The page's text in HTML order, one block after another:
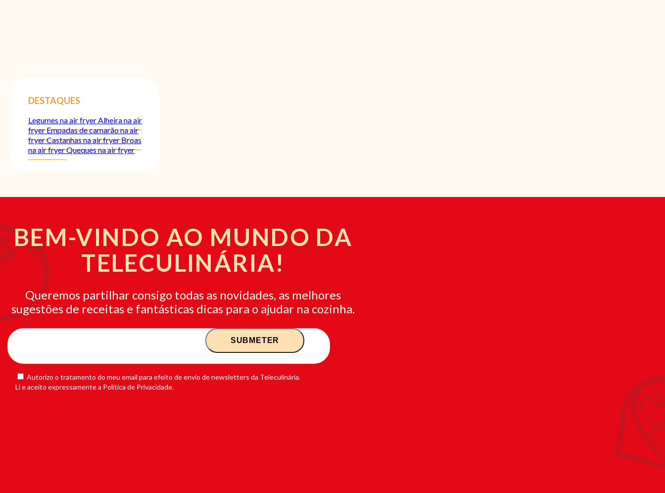
DESTAQUES
Legumes na air fryerAlheira na air
fryerEmpadas de camarão na air
fryerCastanhas na air fryerBroas
na air fryerQueques na air fryer
BEM-VINDO AO MUNDO DA
TELECULINÁRIA!
Queremos partilhar consigo todas as novidades, as melhores
sugestões de receitas e fantásticas dicas para o ajudar na cozinha.
Autorizo o tratamento do meu email para efeito de envio de newsletters da Teleculinária.
Li e aceito expressamente a Política de Privacidade.